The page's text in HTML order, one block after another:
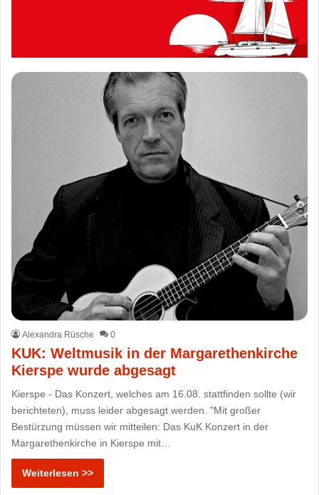
Alexandra Rüsche 0
KUK: Weltmusik in der Margarethenkirche
Kierspe wurde abgesagt
Kierspe - Das Konzert, welches am 16.08. stattfinden sollte (wir
berichteten), muss leider abgesagt werden. "Mit großer
Bestürzung müssen wir mitteilen: Das KuK Konzert in der
Margarethenkirche in Kierspe mit…
Weiterlesen >>